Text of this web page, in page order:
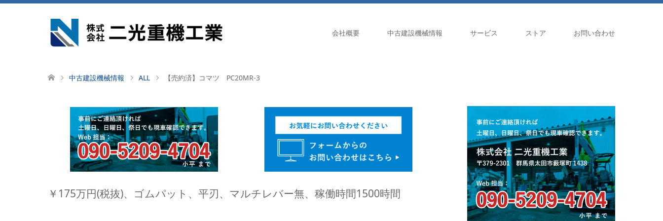
会社概要 中古建設機械情報 サービス ストア お問い合わせ
中古建設機械情報 ALL 【売約済】コマツ PC20MR-3
￥175万円(税抜)、ゴムパット、平刃、マルチレバー無、稼働時間1500時間